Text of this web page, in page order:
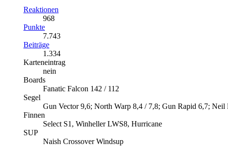
Reaktionen
968
Punkte
7.743
Beiträge
1.334
Karteneintrag
nein
Boards
Fanatic Falcon 142 / 112
Segel
Gun Vector 9,6; North Warp 8,4 / 7,8; Gun Rapid 6,7; Neil
Finnen
Select S1, Winheller LWS8, Hurricane
SUP
Naish Crossover Windsup